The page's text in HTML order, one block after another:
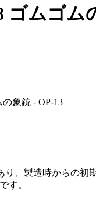
ゴムゴム
の象銃 - OP-13
り、製造時からの初
す。